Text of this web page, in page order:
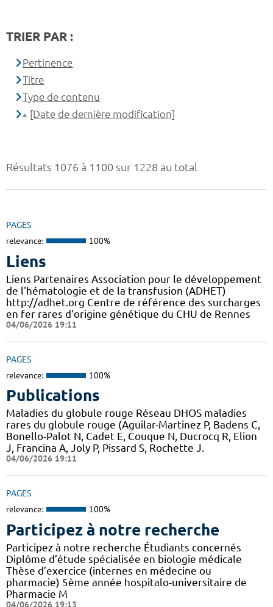
Résultats 1076 à 1100 sur 1228 au total
PAGES
relevance: 100%
Liens
Liens Partenaires Association pour le développement
de l'hématologie et de la transfusion (ADHET)
http://adhet.org Centre de référence des surcharges
en fer rares d'origine génétique du CHU de Rennes
04/06/2026 19:11
PAGES
relevance: 100%
Publications
Maladies du globule rouge Réseau DHOS maladies
rares du globule rouge (Aguilar-Martinez P, Badens C,
Bonello-Palot N, Cadet E, Couque N, Ducrocq R, Elion
J, Francina A, Joly P, Pissard S, Rochette J.
04/06/2026 19:11
PAGES
relevance: 100%
Participez à notre recherche
Participez à notre recherche Étudiants concernés
Diplôme d’étude spécialisée en biologie médicale
Thèse d’exercice (internes en médecine ou
pharmacie) 5ème année hospitalo-universitaire de
Pharmacie M
04/06/2026 19:13
TRIER PAR :
Pertinence
Titre
Type de contenu
[Date de dernière modification]